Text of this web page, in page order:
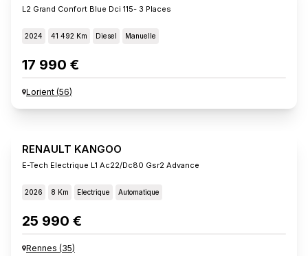
L2 Grand Confort Blue Dci 115- 3 Places
2024 41 492 Km Diesel Manuelle
17 990 €
Lorient (56)
RENAULT KANGOO
E-Tech Electrique L1 Ac22/dc80 Gsr2 Advance
2026 8 Km Electrique Automatique
25 990 €
Rennes (35)